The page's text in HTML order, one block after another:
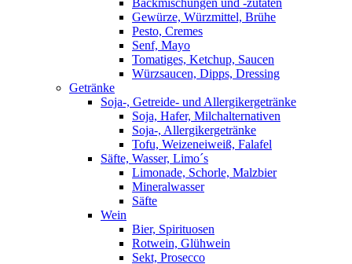
Backmischungen und -zutaten
Gewürze, Würzmittel, Brühe
Pesto, Cremes
Senf, Mayo
Tomatiges, Ketchup, Saucen
Würzsaucen, Dipps, Dressing
Getränke
Soja-, Getreide- und Allergikergetränke
Soja, Hafer, Milchalternativen
Soja-, Allergikergetränke
Tofu, Weizeneiweiß, Falafel
Säfte, Wasser, Limo´s
Limonade, Schorle, Malzbier
Mineralwasser
Säfte
Wein
Bier, Spirituosen
Rotwein, Glühwein
Sekt, Prosecco